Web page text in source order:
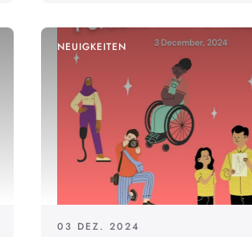
NEUIGKEITEN
03 DEZ. 2024